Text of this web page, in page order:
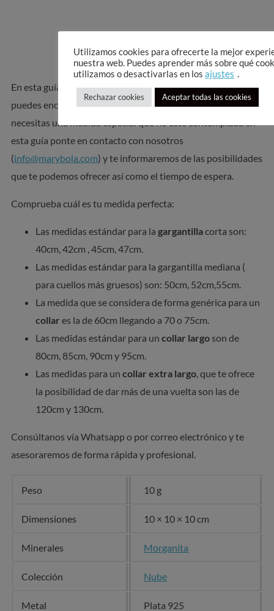
En esta guía te presentamos las diferentes medidas que
puedes encontrar de nuestroscollaresycolgantes. Si
necesitas una medida especial que no esté contemplada en
esta guía ponte en contacto con nosotros
(info@marybola.com) y te informaremos de las posibilidades
que te podemos ofrecer así como el tiempo de espera.
Comprueba cuál es tu medida perfecta:
Las medidas estándar para la gargantillacorta son:
40cm, 42cm , 45cm, 47cm.
Las medidas estándar para la gargantilla mediana (
para cuellos más gruesos) son: 50cm, 52cm,55cm.
La medida que se considera de forma genérica para un
collar es la de 60cm llegando a 70 o 75cm.
Las medidas estándar para un collar largo son de
80cm, 85cm, 90cm y 95cm.
Las medidas para un collar extra largo , que te ofrece
la posibilidad de dar más de una vuelta son las de
120cm y 130cm.
Consúltanos vía Whatsapp o por correo electrónico y te
asesoraremos de forma rápida y profesional.
Peso 10 g
Dimensiones 10 × 10 × 10 cm
Minerales Morganita
Colección Nube
Metal Plata 925
Utilizamos cookies para ofrecerte la mejor
nuestra web. Puedes aprender más sobre qué
utilizamos o desactivarlas en los ajustes .
Rechazar cookies Aceptar todas las cookies